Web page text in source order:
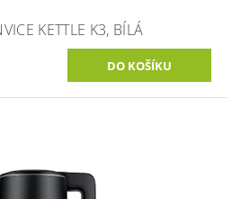
KETTLE K3, BÍLÁ